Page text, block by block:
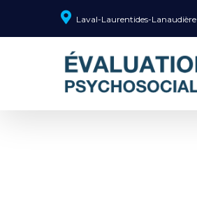
Laval-Laurentides-Lanaudière